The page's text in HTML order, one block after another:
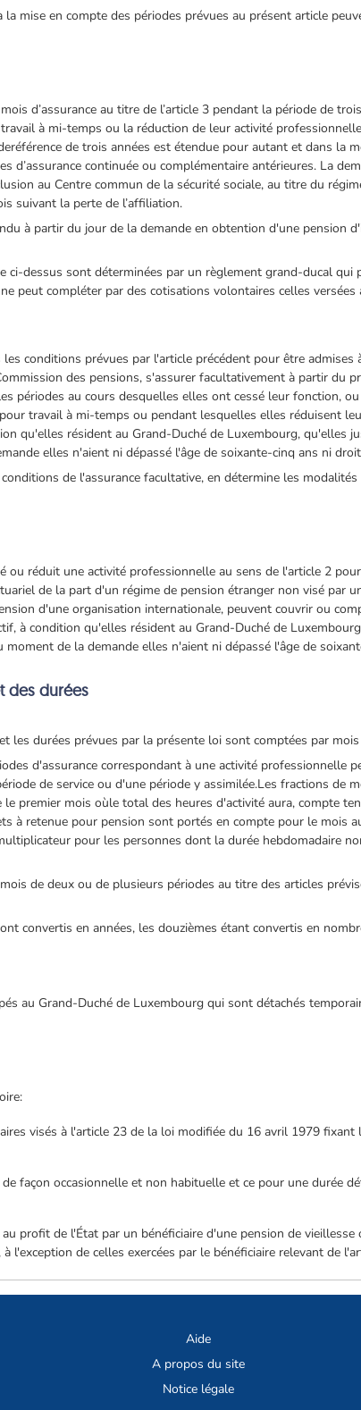
mise en compte des périodes prévues au présent article
d’assurance au titre de l’article 3 pendant la période de
travail à mi-temps ou la réduction de leur activité
de trois années est étendue pour autant et dans la
d’assurance continuée ou complémentaire antérieures. La
au Centre commun de la sécurité sociale, au titre du
suivant la perte de l’affiliation.
à partir du jour de la demande en obtention d'une pension
ci-dessus sont déterminées par un règlement grand-ducal
peut compléter par des cotisations volontaires celles versées
conditions prévues par l'article précédent pour être admises
des pensions, s'assurer facultativement à partir du
périodes au cours desquelles elles ont cessé leur fonction,
travail à mi-temps ou pendant lesquelles elles réduisent
qu'elles résident au Grand-Duché de Luxembourg, qu'elles
elles n'aient ni dépassé l'âge de soixante-cinq ans ni
de l'assurance facultative, en détermine les
ou réduit une activité professionnelle au sens de l'article 2
de la part d'un régime de pension étranger non visé par
d'une organisation internationale, peuvent couvrir ou
à condition qu'elles résident au Grand-Duché de
de la demande elles n'aient ni dépassé l'âge de
des durées
les durées prévues par la présente loi sont comptées par
d'assurance correspondant à une activité professionnelle
de service ou d'une période y assimilée.Les fractions de
premier mois oùle total des heures d'activité aura, compte
à retenue pour pension sont portés en compte pour le mois
pour les personnes dont la durée hebdomadaire
de deux ou de plusieurs périodes au titre des articles
convertis en années, les douzièmes étant convertis en
au Grand-Duché de Luxembourg qui sont détachés
visés à l'article 23 de la loi modifiée du 16 avril 1979
façon occasionnelle et non habituelle et ce pour une durée
profit de l'État par un bénéficiaire d'une pension de
l'exception de celles exercées par le bénéficiaire relevant de
Aide
A propos du site
Notice légale